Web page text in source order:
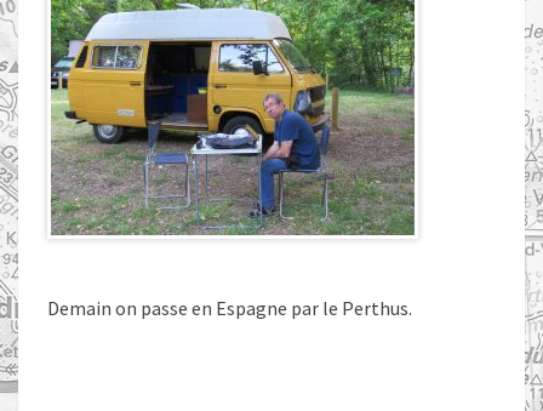
Demain on passe en Espagne par le Perthus.